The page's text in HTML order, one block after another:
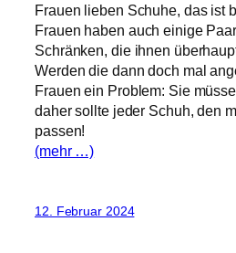
Frauen lieben Schuhe, das ist
Frauen haben auch einige
Schränken, die ihnen
Werden die dann doch mal
Frauen ein Problem: Sie
daher sollte jeder Schuh, den
passen!
(mehr …)
12. Februar 2024